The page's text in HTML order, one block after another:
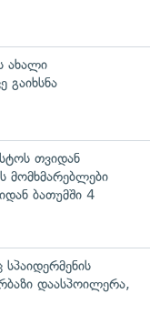
ახალი
გაიხსნა
თვიდან
მომხმარებლები
ბათუმში 4
დაასპოილერა,